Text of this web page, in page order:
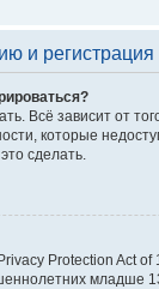
и регистрация
Всё зависит от
которые
сделать.
Protection Act
младше